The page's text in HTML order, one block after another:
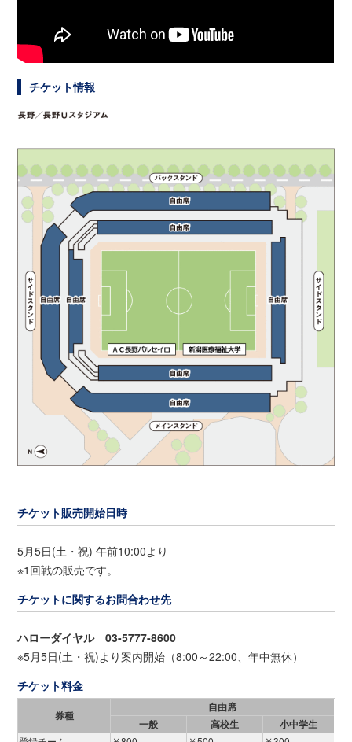
チケット情報
チケット販売開始日時
5月5日(土・祝) 午前10:00より
※1回戦の販売です。
チケットに関するお問合わせ先
ハローダイヤル 03-5777-8600
※5月5日(土・祝)より案内開始（8:00～22:00、年中無休）
チケット料金
券種
自由席
一般
高校生 小中学生